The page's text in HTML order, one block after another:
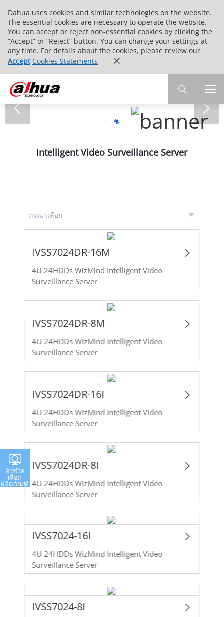
Dahua uses cookies and similar technologies on the website.
The essential cookies are necessary to operate the website.
You can accept or reject non-essential cookies by clicking the
“Accept” or “Reject” button. You can change your settings at
any time. For details about the cookies, please review our
Accept Cookies Statements
Intelligent Video Surveillance Server
IVSS7024DR-16M
4U 24HDDs WizMind Intelligent Video
Surveillance Server
IVSS7024DR-8M
4U 24HDDs WizMind Intelligent Video
Surveillance Server
IVSS7024DR-16I
4U 24HDDs WizMind Intelligent Video
Surveillance Server
IVSS7024DR-8I
4U 24HDDs WizMind Intelligent Video
Surveillance Server
IVSS7024-16I
4U 24HDDs WizMind Intelligent Video
Surveillance Server
IVSS7024-8I
ตัวช่วย
เลือก
ผลิตภัณฑ์